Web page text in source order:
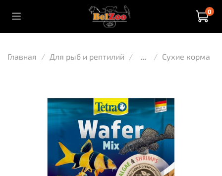
0
Главная Для рыб и рептилий ... Сухие корма